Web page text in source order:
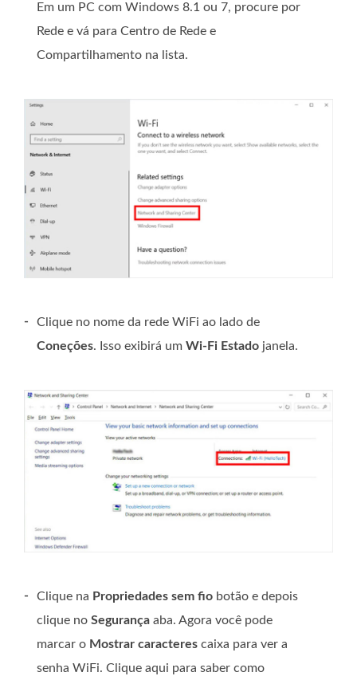
Em um PC com Windows 8.1 ou 7, procure por
Rede e vá para Centro de Rede e
Compartilhamento na lista.
-
Clique no nome da rede WiFi ao lado de
Coneções. Isso exibirá um Wi-Fi Estado janela.
- Clique na Propriedades sem fio botão e depois
clique no Segurança aba. Agora você pode
marcar o Mostrar caracteres caixa para ver a
senha WiFi. Clique aqui para saber como